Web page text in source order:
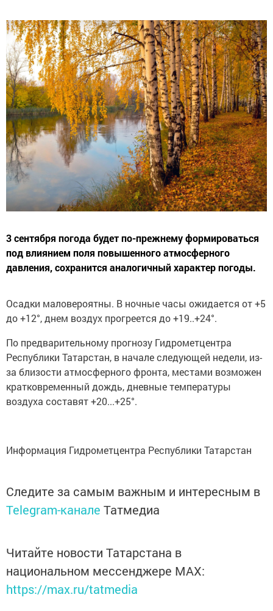
3 сентября погода будет по-прежнему формироваться
под влиянием поля повышенного атмосферного
давления, сохранится аналогичный характер погоды.
Осадки маловероятны. В ночные часы ожидается от +5
до +12°, днем воздух прогреется до +19..+24°.
По предварительному прогнозу Гидрометцентра
Республики Татарстан, в начале следующей недели, из-
за близости атмосферного фронта, местами возможен
кратковременный дождь, дневные температуры
воздуха составят +20...+25°.
Информация Гидрометцентра Республики Татарстан
Следите за самым важным и интересным в
Telegram-канале Татмедиа
Читайте новости Татарстана в
национальном мессенджере MАХ:
https://max.ru/tatmedia